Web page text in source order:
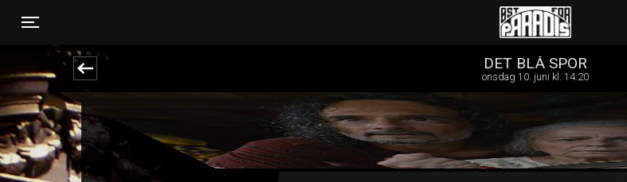
Øst for Paradis
DET BLÅ SPOR
onsdag 10. juni kl. 14:20
1step-front02 115923